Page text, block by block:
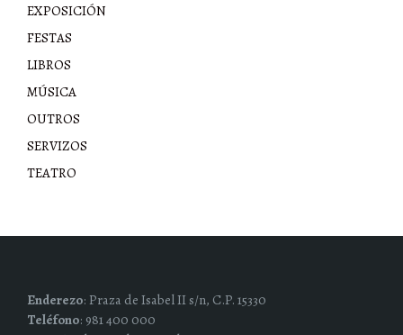
EXPOSICIÓN
FESTAS
LIBROS
MÚSICA
OUTROS
SERVIZOS
TEATRO
Enderezo: Praza de Isabel II s/n, C.P. 15330
Teléfono: 981 400 000